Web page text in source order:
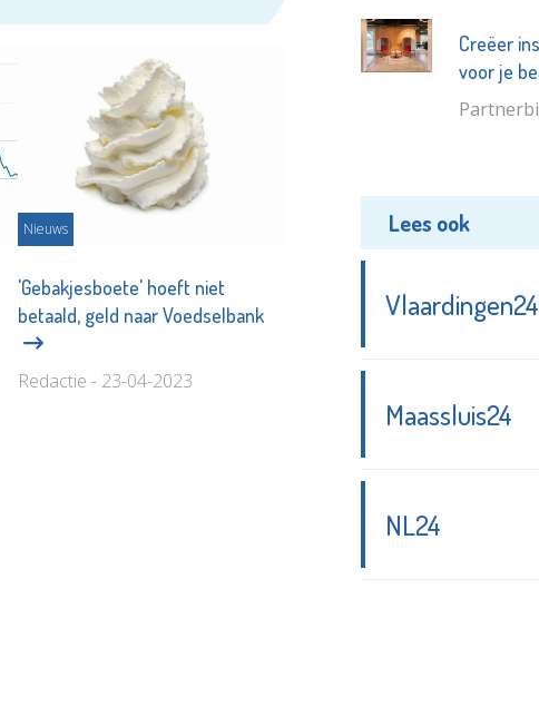
Nieuws
'Gebakjesboete' hoeft niet
betaald, geld naar Voedselbank
Redactie - 23-04-2023
Creëer
voor je
Lees ook
Vlaardingen24
Maassluis24
NL24